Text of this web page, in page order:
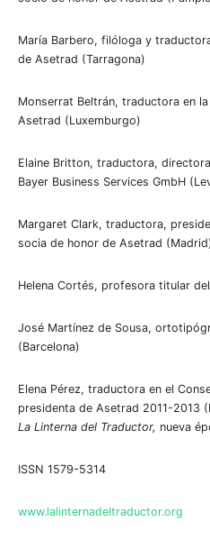
María Barbero, filóloga y
de Asetrad (Tarragona)
Monserrat Beltrán, traductora en
Asetrad (Luxemburgo)
Elaine Britton, traductora,
Bayer Business Services GmbH
Margaret Clark, traductora,
socia de honor de Asetrad
Helena Cortés, profesora titular
José Martínez de Sousa,
(Barcelona)
Elena Pérez, traductora en el
presidenta de Asetrad 2011-2013
La Linterna del Traductor, nueva
ISSN 1579-5314
www.lalinternadeltraductor.org